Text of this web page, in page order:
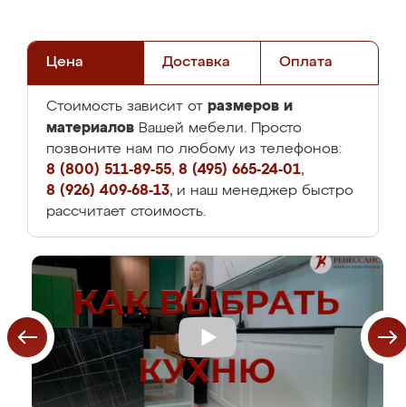
Цена Доставка Оплата
Стоимость зависит от размеров и
материалов Вашей мебели. Просто
позвоните нам по любому из телефонов:
8 (800) 511-89-55, 8 (495) 665-24-01,
8 (926) 409-68-13, и наш менеджер быстро
рассчитает стоимость.